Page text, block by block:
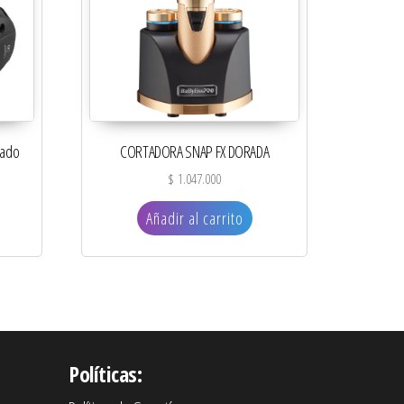
CORTADORA SNAP FX DORADA
$ 1.047.000
Añadir al carrito
Políticas: